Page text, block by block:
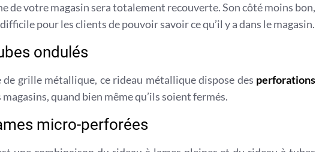
de votre magasin sera totalement recouverte. Son côté moins bon,
pour les clients de pouvoir savoir ce qu’il y a dans le magasin.
ondulés
grille métallique, ce rideau métallique dispose des perforations
quand bien même qu’ils soient fermés.
micro-perforées